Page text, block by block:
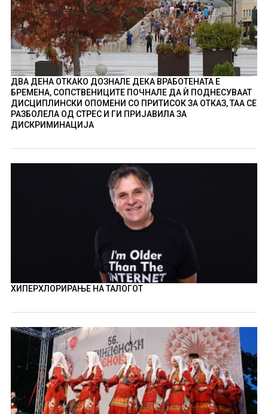
ДВА ДЕНА ОТКАКО ДОЗНАЛЕ ДЕКА ВРАБОТЕНАТА Е
БРЕМЕНА, СОПСТВЕНИЦИТЕ ПОЧНАЛЕ ДА Ѝ ПОДНЕСУВААТ
ДИСЦИПЛИНСКИ ОПОМЕНИ СО ПРИТИСОК ЗА ОТКАЗ, ТАА СЕ
РАЗБОЛЕЛА ОД СТРЕС И ГИ ПРИЈАВИЛА ЗА
ДИСКРИМИНАЦИЈА
ХИПЕРХЛОРИРАЊЕ НА ТАЛОГОТ